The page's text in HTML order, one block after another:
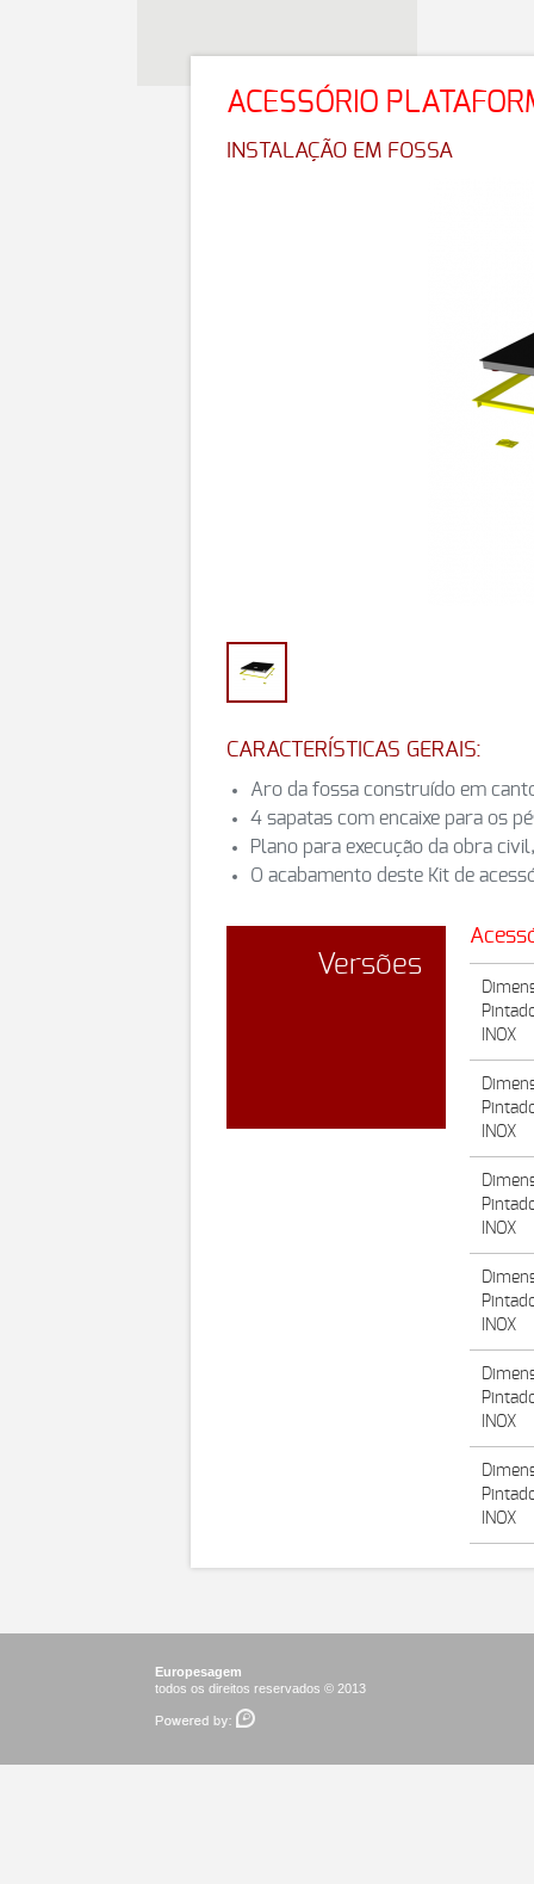
ACESSÓRIO
INSTALAÇÃO EM FOSSA
CARACTERÍSTICAS GERAIS:
Aro da fossa construído em
4 sapatas com encaixe para os
Plano para execução da obra
O acabamento deste Kit de
Versões
INOX
INOX
INOX
INOX
INOX
INOX
Europesagem
todos os direitos reservados © 2013